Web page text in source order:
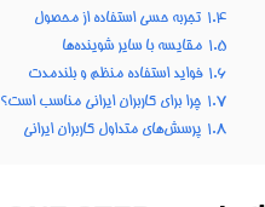
1.4 تجربه حسی استفاده از محصول
1.5 مقایسه با سایر شوینده‌ها
1.6 فواید استفاده منظم و بلندمدت
1.7 چرا برای کاربران ایرانی مناسب است؟
1.8 پرسش‌های متداول کاربران ایرانی